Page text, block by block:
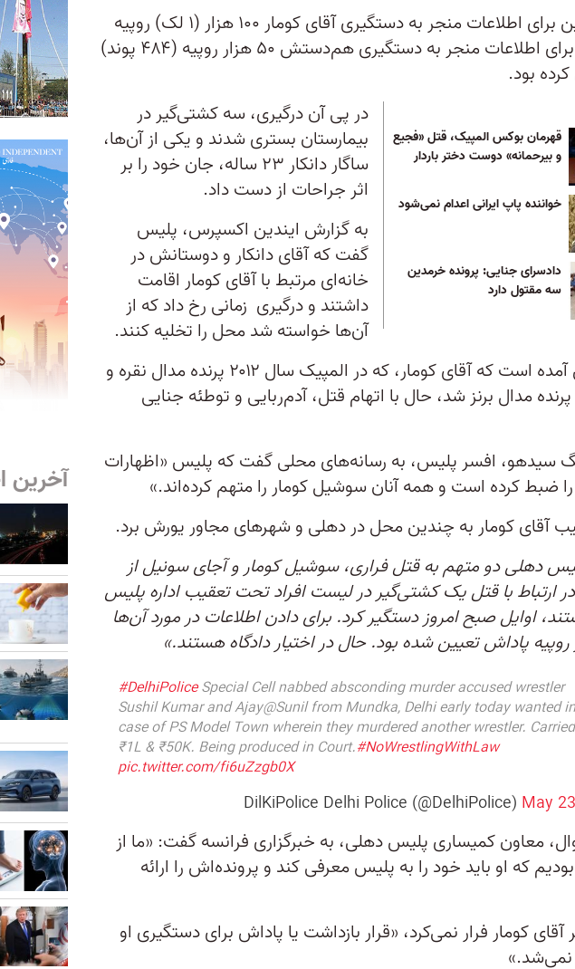
پلیس همچنین برای اطلاعات منجر به دستگیری آقای كومار ۱۰۰ هزار (۱ لک) روپیه
(۹۶۸ پوند) و برای اطلاعات منجر به دستگیری هم‌دستش ۵۰ هزار روپیه (۴۸۴ پوند)
بود.
قهرمان بوکس المپیک، قتل «فجیع
و بیرحمانه» دوست دختر باردار
خواننده پاپ ایرانی اعدام نمی‌شود
دادسرای جنایی: پرونده خرمدین
سه مقتول دارد
در پی آن درگیری،‌ سه کشتی‌گیر در
بیمارستان بستری شدند و یکی از آن‌ها،
ساگار دانکار ۲۳ ساله، جان خود را بر
اثر جراحات از دست داد.
به گزارش ایندین اکسپرس، پلیس
گفت که آقای دانکار و دوستانش در
خانه‌ای مرتبط با آقای کومار اقامت
داشتند و درگیری زمانی رخ داد که از
آن‌ها خواسته شد محل را تخلیه کنند.
در این گزارش آمده است که آقای كومار، كه در المپیک سال ۲۰۱۲ پرنده مدال نقره و
در سال ۲۰۰۸ پرنده مدال برنز شد، حال با اتهام قتل، آدم‌ربایی و توطئه جنایی
سیدهو، افسر پلیس، به رسانه‌های محلی گفت كه پلیس «اظهارات
را ضبط كرده است و همه آنان سوشیل كومار را متهم كرده‌اند.»
آقای کومار به چندین محل در دهلی و شهرهای مجاور یورش برد.
دهلی دو متهم به قتل فراری، سوشیل کومار و آجای سونیل از
در ارتباط با قتل یک کشتی‌گیر در لیست افراد تحت تعقیب اداره پلیس
اوایل صبح امروز دستگیر کرد. برای دادن اطلاعات در مورد آن‌ها
#DelhiPoliceSpecial Cell nabbed absconding murder accused wrestler
Sushil Kumar and Ajay@Sunil from Mundka, Delhi early today wanted
case of PS Model Town wherein they murdered another wrestler.
₹1L & ₹50K. Being produced in Court.#NoWrestlingWithLaw
pic.twitter.com/fi6uZzgb0X
May
معاون کمیساری پلیس دهلی، به خبرگزاری فرانسه گفت: «ما از
که او باید خود را به پلیس معرفی کند و پرونده‌اش را ارائه
كومار فرار نمی‌کرد، «قرار بازداشت یا پاداش برای دستگیری او
آخرین